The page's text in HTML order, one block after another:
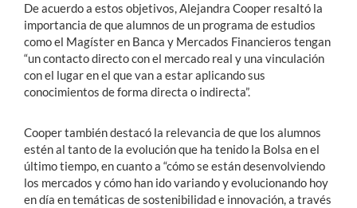
De acuerdo a estos objetivos, Alejandra Cooper resaltó la
importancia de que alumnos de un programa de estudios
como el Magíster en Banca y Mercados Financieros tengan
“un contacto directo con el mercado real y una vinculación
con el lugar en el que van a estar aplicando sus
conocimientos de forma directa o indirecta”.
Cooper también destacó la relevancia de que los alumnos
estén al tanto de la evolución que ha tenido la Bolsa en el
último tiempo, en cuanto a “cómo se están desenvolviendo
los mercados y cómo han ido variando y evolucionando hoy
en día en temáticas de sostenibilidad e innovación, a través